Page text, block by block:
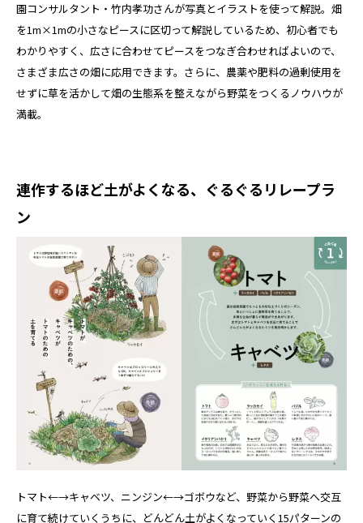
園コンサルタント・竹内孝功さんが写真とイラストを使って解説。畑
を1m×1mの小さなピースに区切って解説しているため、初心者でも
わかりやすく、広さに合わせてピースをつなぎ合わせればよいので、
さまざま広さの畑に応用できます。さらに、農薬や肥料の過剰使用を
せずに草を活かして畑の生態系を整えながら野菜をつくるノウハウが
満載。
連作するほど土がよくなる、ぐるぐるリレープラ
ン
トマト←→キャベツ、ニンジン←→ゴボウなど、野菜から野菜へ交互
に育て続けていくうちに、どんどん土がよくなっていく15パターンの